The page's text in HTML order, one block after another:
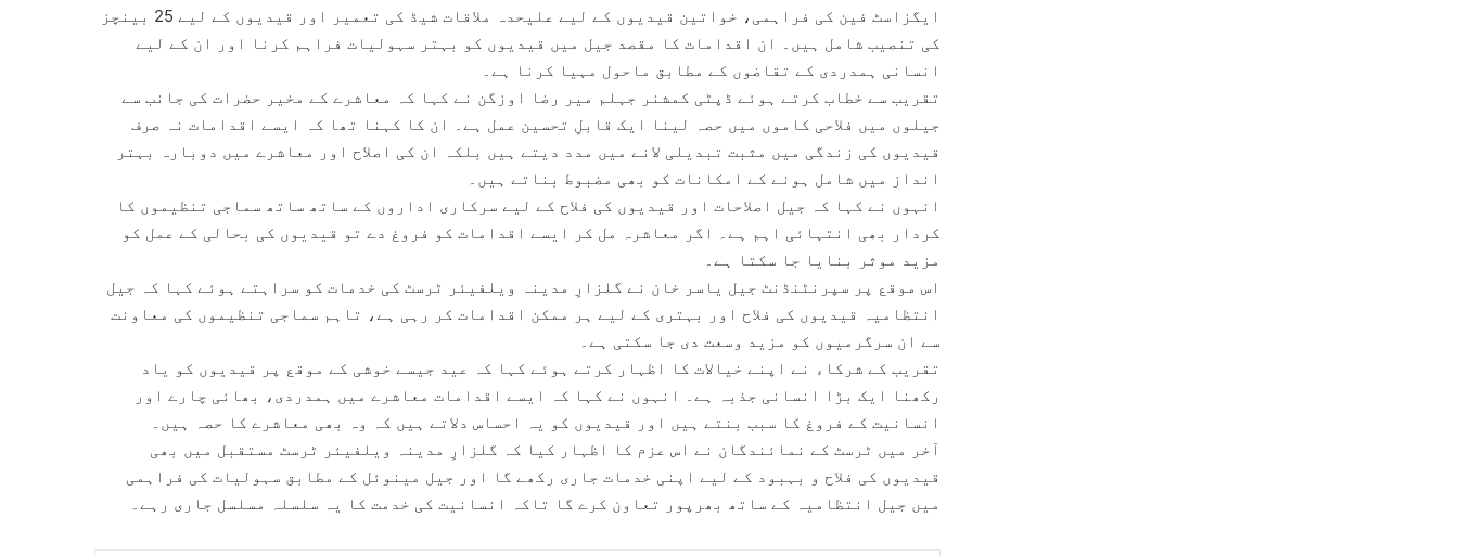
ایگزاسٹ فین کی فراہمی، خواتین قیدیوں کے لیے علیحدہ ملاقات شیڈ کی تعمیر اور قیدیوں کے لیے 25 بینچز
کی تنصیب شامل ہیں۔ ان اقدامات کا مقصد جیل میں قیدیوں کو بہتر سہولیات فراہم کرنا اور ان کے لیے
انسانی ہمدردی کے تقاضوں کے مطابق ماحول مہیا کرنا ہے۔
تقریب سے خطاب کرتے ہوئے ڈپٹی کمشنر جہلم میر رضا اوزگن نے کہا کہ معاشرے کے مخیر حضرات کی جانب سے
جیلوں میں فلاحی کاموں میں حصہ لینا ایک قابلِ تحسین عمل ہے۔ ان کا کہنا تھا کہ ایسے اقدامات نہ صرف
قیدیوں کی زندگی میں مثبت تبدیلی لانے میں مدد دیتے ہیں بلکہ ان کی اصلاح اور معاشرے میں دوبارہ بہتر
انداز میں شامل ہونے کے امکانات کو بھی مضبوط بناتے ہیں۔
انہوں نے کہا کہ جیل اصلاحات اور قیدیوں کی فلاح کے لیے سرکاری اداروں کے ساتھ ساتھ سماجی تنظیموں کا
کردار بھی انتہائی اہم ہے۔ اگر معاشرہ مل کر ایسے اقدامات کو فروغ دے تو قیدیوں کی بحالی کے عمل کو
مزید موثر بنایا جا سکتا ہے۔
اس موقع پر سپرنٹنڈنٹ جیل یاسر خان نے گلزارِ مدینہ ویلفیئر ٹرسٹ کی خدمات کو سراہتے ہوئے کہا کہ جیل
انتظامیہ قیدیوں کی فلاح اور بہتری کے لیے ہر ممکن اقدامات کر رہی ہے، تاہم سماجی تنظیموں کی معاونت
سے ان سرگرمیوں کو مزید وسعت دی جا سکتی ہے۔
تقریب کے شرکاء نے اپنے خیالات کا اظہار کرتے ہوئے کہا کہ عید جیسے خوشی کے موقع پر قیدیوں کو یاد
رکھنا ایک بڑا انسانی جذبہ ہے۔ انہوں نے کہا کہ ایسے اقدامات معاشرے میں ہمدردی، بھائی چارے اور
انسانیت کے فروغ کا سبب بنتے ہیں اور قیدیوں کو یہ احساس دلاتے ہیں کہ وہ بھی معاشرے کا حصہ ہیں۔
آخر میں ٹرسٹ کے نمائندگان نے اس عزم کا اظہار کیا کہ گلزارِ مدینہ ویلفیئر ٹرسٹ مستقبل میں بھی
قیدیوں کی فلاح و بہبود کے لیے اپنی خدمات جاری رکھے گا اور جیل مینوئل کے مطابق سہولیات کی فراہمی
میں جیل انتظامیہ کے ساتھ بھرپور تعاون کرے گا تاکہ انسانیت کی خدمت کا یہ سلسلہ مسلسل جاری رہے۔